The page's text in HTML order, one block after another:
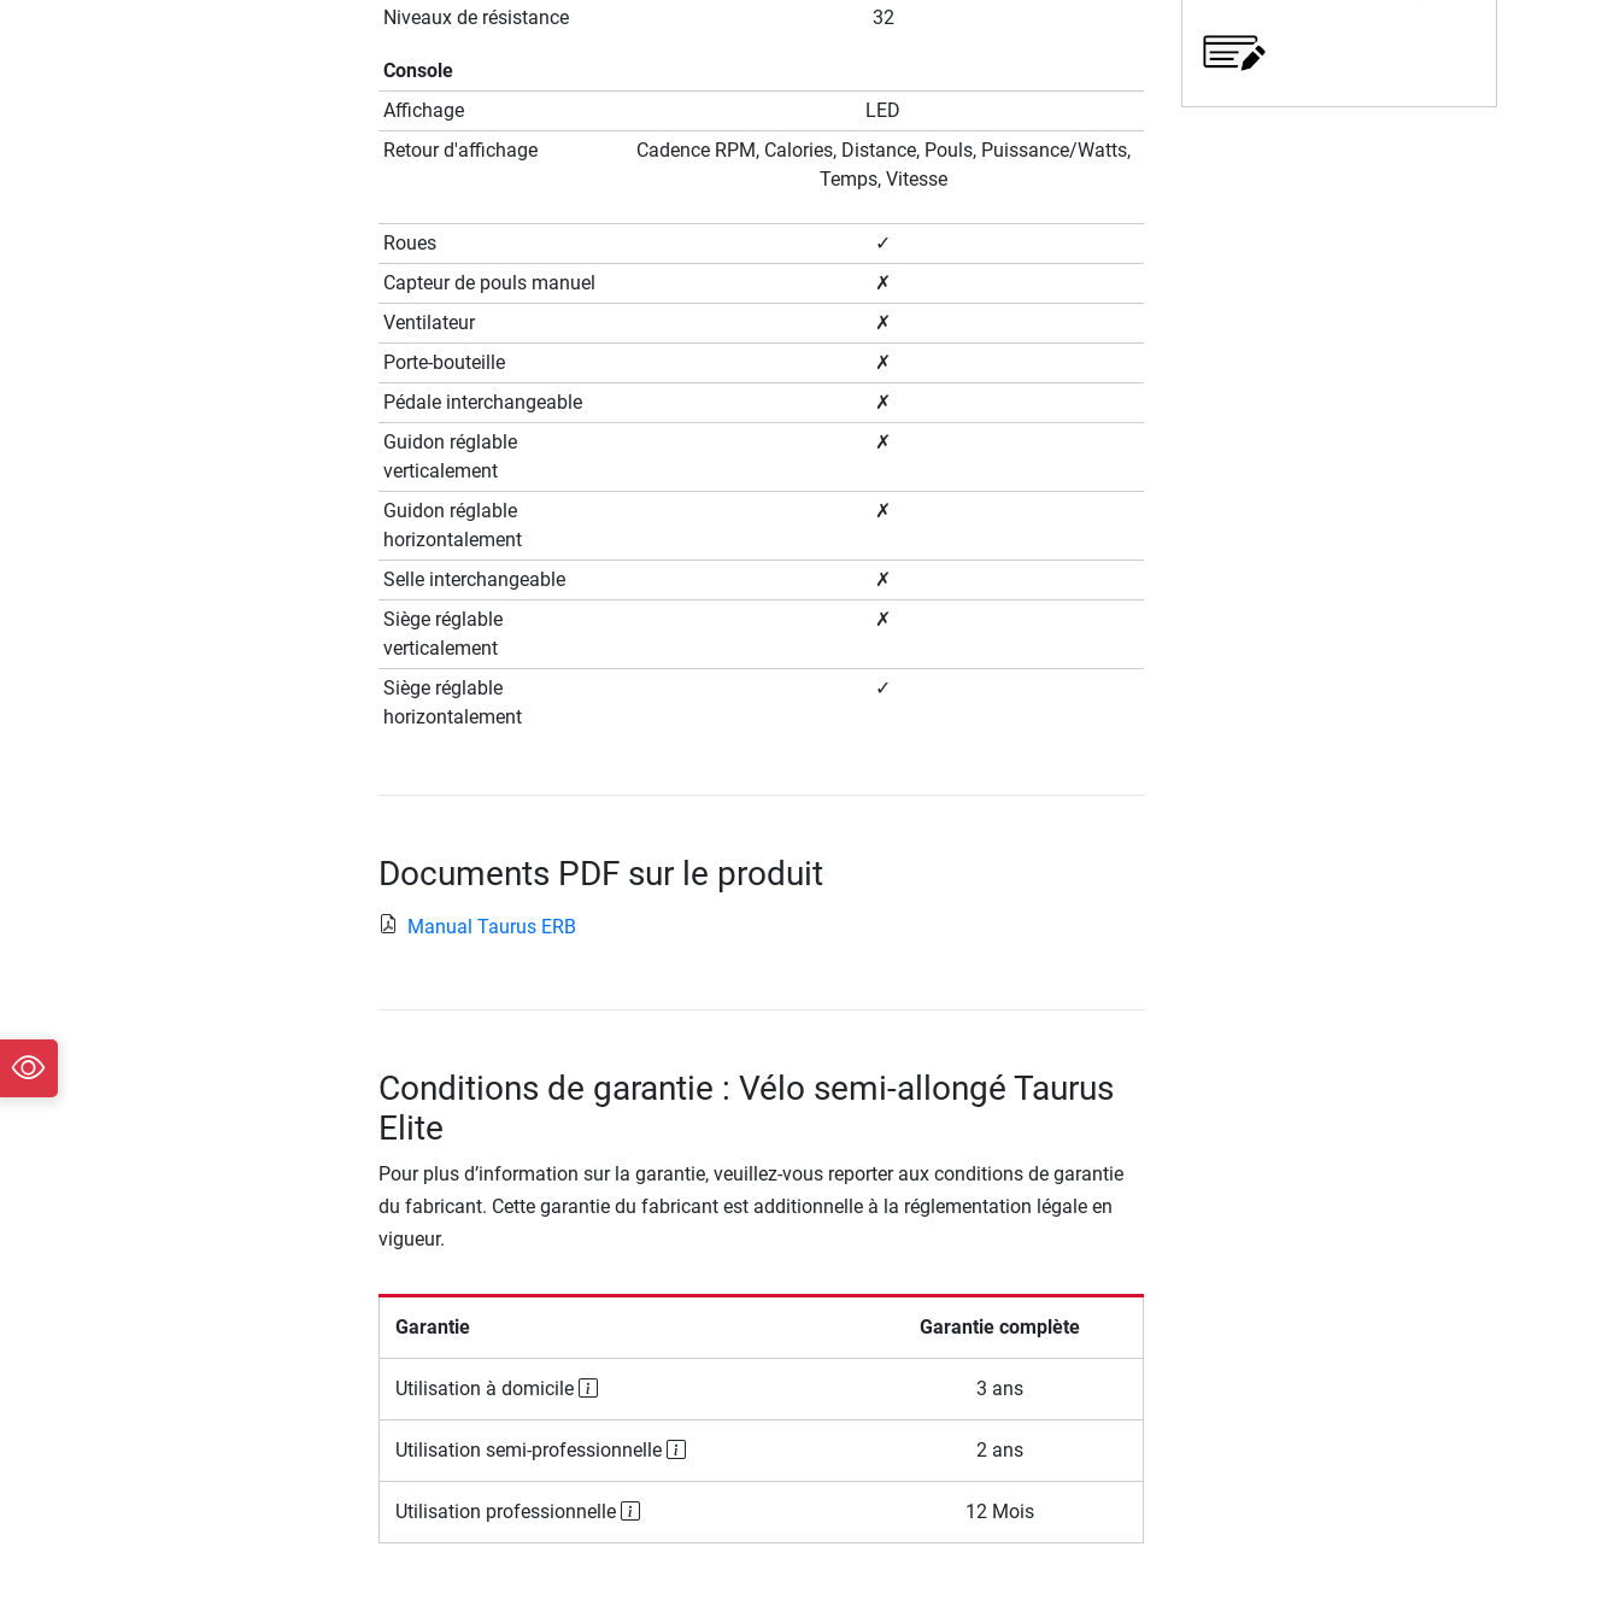
Niveaux de résistance
32
Console
Affichage
LED
Retour d'affichage
Cadence RPM, Calories, Distance, Pouls, Puissance/Watts,
Temps, Vitesse
Roues
✓
Capteur de pouls manuel
✗
Ventilateur
✗
Porte-bouteille
✗
Pédale interchangeable
✗
Guidon réglable
verticalement
✗
Guidon réglable
horizontalement
✗
Selle interchangeable
✗
Siège réglable
verticalement
✗
Siège réglable
horizontalement
✓
Documents PDF sur le produit
Manual Taurus ERB
Conditions de garantie : Vélo semi-allongé Taurus
Elite
Pour plus d’information sur la garantie, veuillez-vous reporter aux conditions de garantie
du fabricant. Cette garantie du fabricant est additionnelle à la réglementation légale en
vigueur.
Garantie Garantie complète
Utilisation à domicile 3 ans
Utilisation semi-professionnelle 2 ans
Utilisation professionnelle 12 Mois